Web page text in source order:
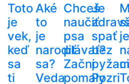
Toto
je
vek,
keď
sa
ti
Aké
to
je
narodiť
sa?
Veda
Chceš
naučiť
psa
plávať?
Začni
pomaly
Je
spať
bez
Pozri